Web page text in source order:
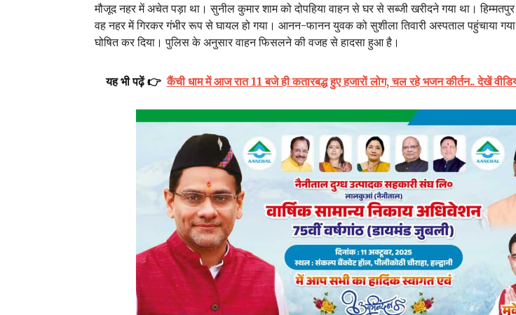
मौजूद नहर में अचेत पड़ा था। सुनील कुमार शाम को दोपहिया वाहन से घर से सब्जी खरीदने गया था।
वह नहर में गिरकर गंभीर रूप से घायल हो गया। आनन-फानन युवक को सुशीला तिवारी अस्पताल पहुंचाया
घोषित कर दिया। पुलिस के अनुसार वाहन फिसलने की वजह से हादसा हुआ है।
यह भी पढ़ें 👉 कैंची धाम में आज रात 11 बजे ही कतारबद्ध हुए हजारों लोग, चल रहे भजन कीर्तन.. देखें